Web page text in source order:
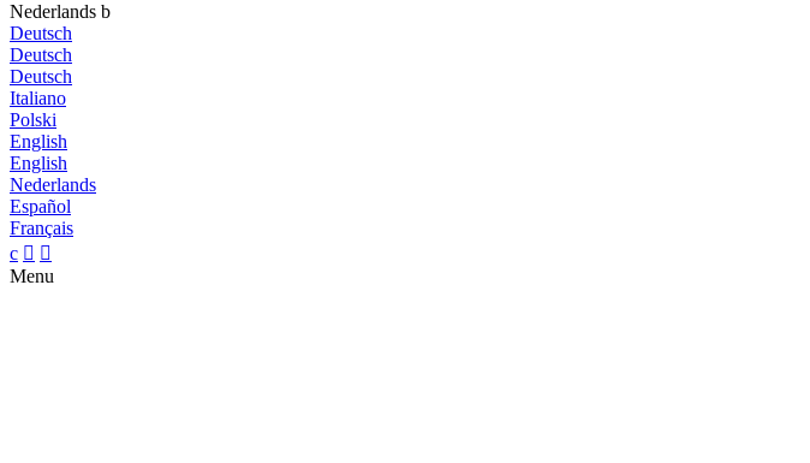
Nederlands b
Deutsch
Deutsch
Deutsch
Italiano
Polski
English
English
Nederlands
Español
Français
c  
Menu